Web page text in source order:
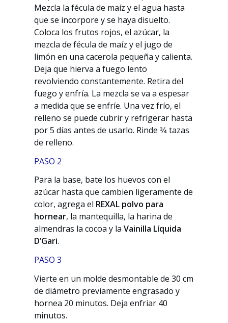
Mezcla la fécula de maíz y el agua hasta
que se incorpore y se haya disuelto.
Coloca los frutos rojos, el azúcar, la
mezcla de fécula de maíz y el jugo de
limón en una cacerola pequeña y calienta.
Deja que hierva a fuego lento
revolviendo constantemente. Retira del
fuego y enfría. La mezcla se va a espesar
a medida que se enfríe. Una vez frío, el
relleno se puede cubrir y refrigerar hasta
por 5 días antes de usarlo. Rinde 3⁄4 tazas
de relleno.
PASO 2
Para la base, bate los huevos con el
azúcar hasta que cambien ligeramente de
color, agrega el REXAL polvo para
hornear, la mantequilla, la harina de
almendras la cocoa y laVainilla Líquida
D’Gari.
PASO 3
Vierte en un molde desmontable de 30 cm
de diámetro previamente engrasado y
hornea 20 minutos. Deja enfriar 40
minutos.